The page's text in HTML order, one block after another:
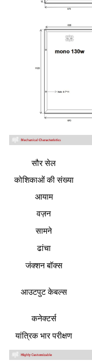
सौर सेल
कोशिकाओं की संख्या
आयाम
वज़न
सामने
ढांचा
जंक्शन बॉक्स
आउटपुट केबल्स
कनेक्टर्स
यांत्रिक भार परीक्षण